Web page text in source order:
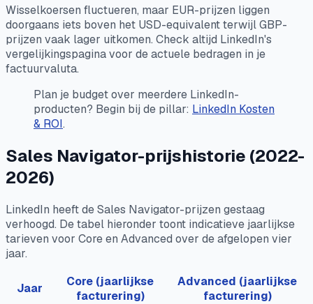
Wisselkoersen fluctueren, maar EUR-prijzen liggen
doorgaans iets boven het USD-equivalent terwijl GBP-
prijzen vaak lager uitkomen. Check altijd LinkedIn's
vergelijkingspagina voor de actuele bedragen in je
factuurvaluta.
Plan je budget over meerdere LinkedIn-
producten? Begin bij de pillar: LinkedIn Kosten
& ROI.
Sales Navigator-prijshistorie (2022-
2026)
LinkedIn heeft de Sales Navigator-prijzen gestaag
verhoogd. De tabel hieronder toont indicatieve jaarlijkse
tarieven voor Core en Advanced over de afgelopen vier
jaar.
Jaar
Core (jaarlijkse
facturering)
Advanced (jaarlijkse
facturering)